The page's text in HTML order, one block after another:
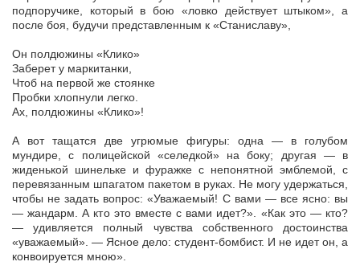
подпоручике, который в бою «ловко действует штыком», а
после боя, будучи представленным к «Станиславу»,
Он полдюжины «Клико»
Заберет у маркитанки,
Чтоб на первой же стоянке
Пробки хлопнули легко.
Ах, полдюжины «Клико»!
А вот тащатся две угрюмые фигуры: одна — в голубом
мундире, с полицейской «селедкой» на боку; другая — в
жиденькой шинельке и фуражке с непонятной эмблемой, с
перевязанным шпагатом пакетом в руках. Не могу удержаться,
чтобы не задать вопрос: «Уважаемый! С вами — все ясно: вы
— жандарм. А кто это вместе с вами идет?». «Как это — кто?
— удивляется полный чувства собственного достоинства
«уважаемый». — Ясное дело: студент-бомбист. И не идет он, а
конвоируется мною».